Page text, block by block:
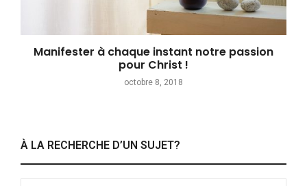
Manifester à chaque instant notre passion
pour Christ !
octobre 8, 2018
À LA RECHERCHE D’UN SUJET?